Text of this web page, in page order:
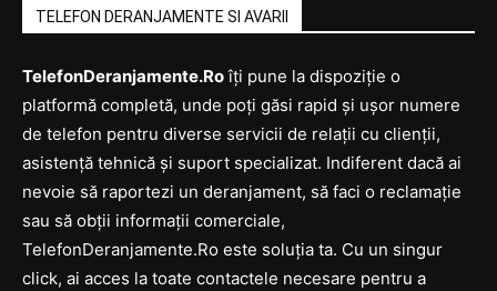
TELEFON DERANJAMENTE SI AVARII
TelefonDeranjamente.Roîți pune la dispoziție o
platformă completă, unde poți găsi rapid și ușor numere
de telefon pentru diverse servicii de relații cu clienții,
asistență tehnică și suport specializat. Indiferent dacă ai
nevoie să raportezi un deranjament, să faci o reclamație
sau să obții informații comerciale,
TelefonDeranjamente.Ro este soluția ta. Cu un singur
click, ai acces la toate contactele necesare pentru a